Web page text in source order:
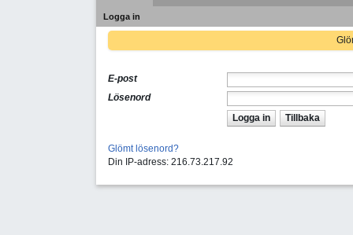
Logga in
E-post
Lösenord
Logga in
Tillbaka
Glömt lösenord?
Din IP-adress: 216.73.217.92